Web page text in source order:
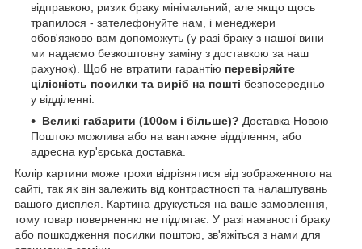
відправкою, ризик браку мінімальний, але якщо щось
трапилося - зателефонуйте нам, і менеджери
обов'язково вам допоможуть (у разі браку з нашої вини
ми надаємо безкоштовну заміну з доставкою за наш
рахунок). Щоб не втратити гарантію перевіряйте
цілісність посилки та виріб на пошті безпосередньо
у відділенні.
Великі габарити (100см і більше)? Доставка Новою
Поштою можлива або на вантажне відділення, або
адресна кур'єрська доставка.
Колір картини може трохи відрізнятися від зображенного на
сайті, так як він залежить від контрастності та налаштувань
вашого дисплея. Картина друкується на ваше замовлення,
тому товар поверненню не підлягає. У разі наявності браку
або пошкодження посилки поштою, зв'яжіться з нами для